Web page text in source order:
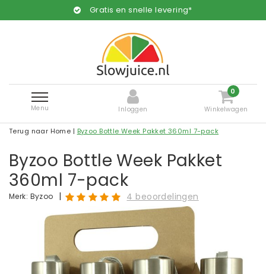
Gratis en snelle levering*
Menu Inloggen
0
Winkelwagen
Terug naar Home | Byzoo Bottle Week Pakket 360ml 7-pack
Byzoo Bottle Week Pakket
360ml 7-pack
Merk: Byzoo | 4 beoordelingen